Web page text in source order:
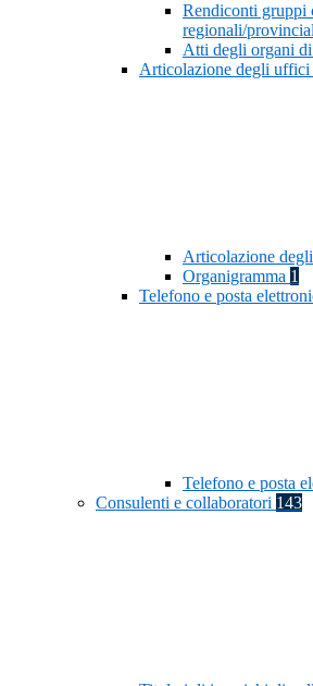
Rendiconti gruppi
regionali/
Atti degli organi
Articolazione degli uffici
Articolazione
Organigramma 1
Telefono e posta
Telefono e posta
Consulenti e collaboratori 143